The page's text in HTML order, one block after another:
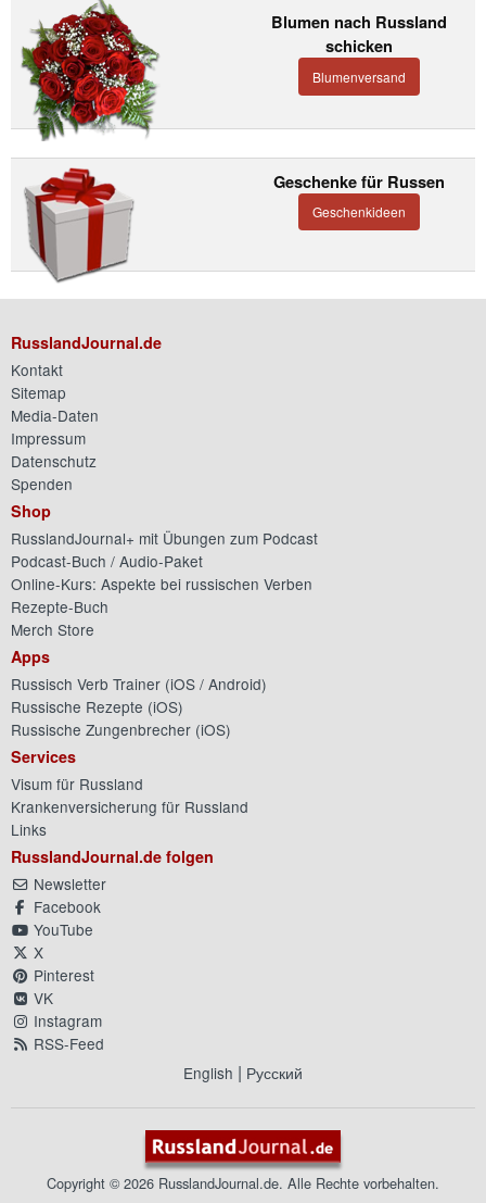
Blumen nach Russland
schicken
Blumenversand
Geschenke für Russen
Geschenkideen
RusslandJournal.de
Kontakt
Sitemap
Media-Daten
Impressum
Datenschutz
Spenden
Shop
RusslandJournal+ mit Übungen zum Podcast
Podcast-Buch / Audio-Paket
Online-Kurs: Aspekte bei russischen Verben
Rezepte-Buch
Merch Store
Apps
Russisch Verb Trainer (iOS / Android)
Russische Rezepte (iOS)
Russische Zungenbrecher (iOS)
Services
Visum für Russland
Krankenversicherung für Russland
Links
RusslandJournal.de folgen
Newsletter
Facebook
YouTube
X
Pinterest
VK
Instagram
RSS-Feed
English | Русский
Copyright © 2026 RusslandJournal.de. Alle Rechte vorbehalten.